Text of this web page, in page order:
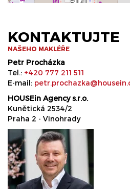
KONTAKTUJTE
NAŠEHO MAKLÉŘE
Petr Procházka
Tel.: +420 777 211 511
E-mail:
HOUSEin Agency s.r.o.
Kunětická 2534/2
Praha 2 - Vinohrady